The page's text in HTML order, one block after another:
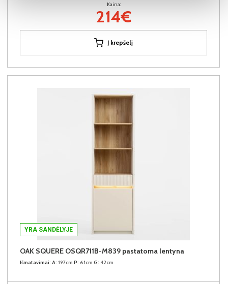
Kaina:
214€
Į krepšelį
YRA SANDĖLYJE
OAK SQUERE OSQR711B-M839 pastatoma lentyna
Išmatavimai: A: 197cm P: 61cm G: 42cm